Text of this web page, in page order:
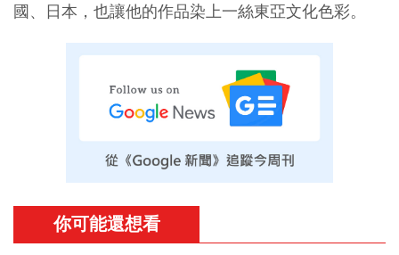
國、日本，也讓他的作品染上一絲東亞文化色彩。